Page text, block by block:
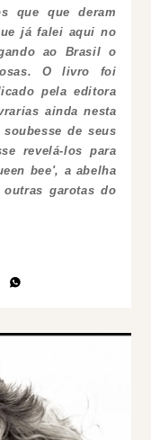
que que deram
já falei aqui no
ao Brasil o
. O livro foi
pela editora
ainda nesta
de seus
revelá-los para
bee', a abelha
garotas do